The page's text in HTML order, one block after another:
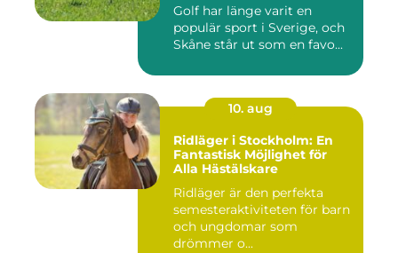
Golf har länge varit en
populär sport i Sverige, och
Skåne står ut som en favo...
10. aug
Ridläger i Stockholm: En
Fantastisk Möjlighet för
Alla Hästälskare
Ridläger är den perfekta
semesteraktiviteten för barn
och ungdomar som
drömmer o...